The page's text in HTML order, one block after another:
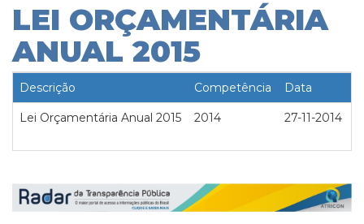
LEI ORÇAMENTÁRIA
ANUAL 2015
Descrição Competência Data
Lei Orçamentária Anual 2015 2014 27-11-2014